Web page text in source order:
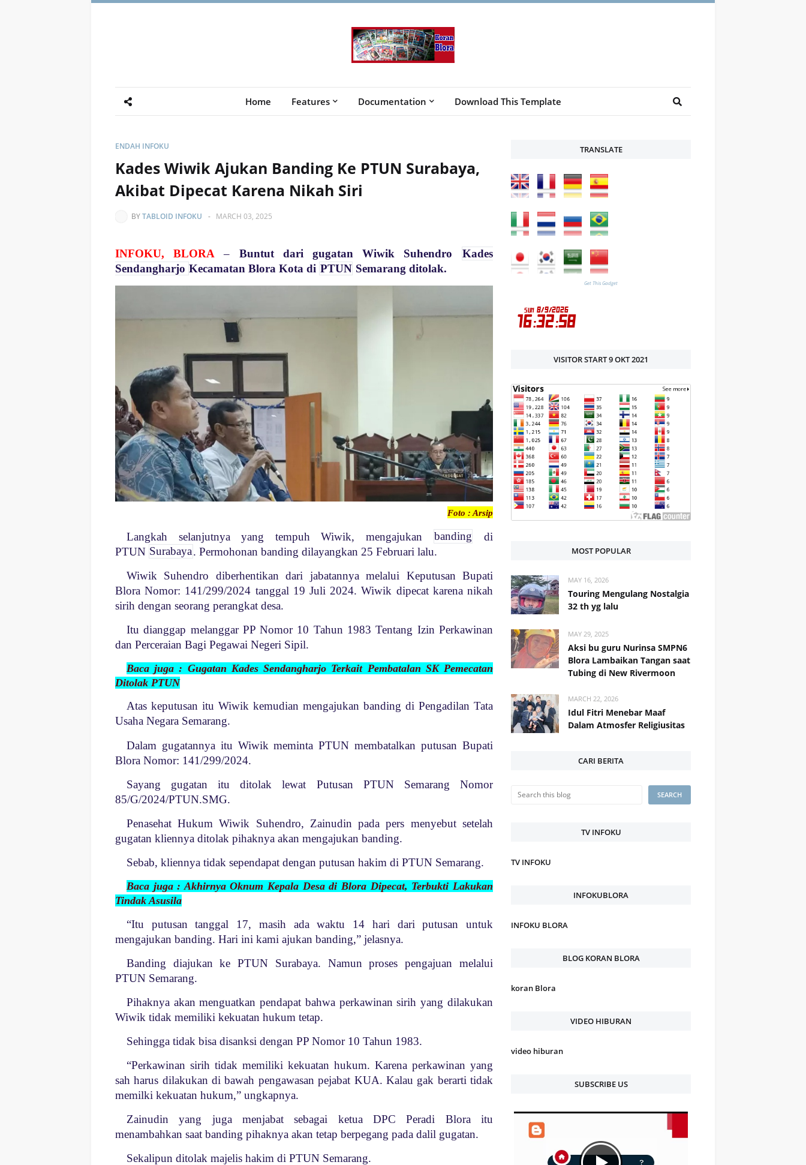
Home Features Documentation Download This Template
ENDAH INFOKU
Kades Wiwik Ajukan Banding Ke PTUN Surabaya,
Akibat Dipecat Karena Nikah Siri
BYTABLOID INFOKU - MARCH 03, 2025
INFOKU, BLORA – Buntut dari gugatan Wiwik Suhendro Kades
Sendangharjo Kecamatan Blora Kota di PTUN Semarang ditolak.
Foto : Arsip
Langkah selanjutnya yang tempuh Wiwik, mengajukan banding
di
PTUN Surabaya. Permohonan banding dilayangkan 25 Februari lalu.
Wiwik Suhendro diberhentikan dari jabatannya melalui Keputusan Bupati
Blora Nomor: 141/299/2024 tanggal 19 Juli 2024. Wiwik dipecat karena nikah
sirih dengan seorang perangkat desa.
Itu dianggap melanggar PP Nomor 10 Tahun 1983 Tentang Izin Perkawinan
dan Perceraian Bagi Pegawai Negeri Sipil.
Baca juga : Gugatan Kades Sendangharjo Terkait Pembatalan SK Pemecatan
Ditolak PTUN
Atas keputusan itu Wiwik kemudian mengajukan banding di Pengadilan Tata
Usaha Negara Semarang.
Dalam gugatannya itu Wiwik meminta PTUN membatalkan putusan Bupati
Blora Nomor: 141/299/2024.
Sayang gugatan itu ditolak lewat Putusan PTUN Semarang Nomor
85/G/2024/PTUN.SMG.
Penasehat Hukum Wiwik Suhendro, Zainudin pada pers menyebut setelah
gugatan kliennya ditolak pihaknya akan mengajukan banding.
Sebab, kliennya tidak sependapat dengan putusan hakim di PTUN Semarang.
Baca juga : Akhirnya Oknum Kepala Desa di Blora Dipecat, Terbukti Lakukan
Tindak Asusila
“Itu putusan tanggal 17, masih ada waktu 14 hari dari putusan untuk
mengajukan banding. Hari ini kami ajukan banding,” jelasnya.
Banding diajukan ke PTUN Surabaya. Namun proses pengajuan melalui
PTUN Semarang.
Pihaknya akan menguatkan pendapat bahwa perkawinan sirih yang dilakukan
Wiwik tidak memiliki kekuatan hukum tetap.
Sehingga tidak bisa disanksi dengan PP Nomor 10 Tahun 1983.
“Perkawinan sirih tidak memiliki kekuatan hukum. Karena perkawinan yang
sah harus dilakukan di bawah pengawasan pejabat KUA. Kalau gak berarti tidak
memilki kekuatan hukum,” ungkapnya.
Zainudin yang juga menjabat sebagai ketua DPC Peradi Blora itu
menambahkan saat banding pihaknya akan tetap berpegang pada dalil gugatan.
Sekalipun ditolak majelis hakim di PTUN Semarang.
TRANSLATE
Get This Gadget
VISITOR START 9 OKT 2021
MOST POPULAR
MAY 16, 2026
Touring Mengulang Nostalgia
32 th yg lalu
MAY 29, 2025
Aksi bu guru Nurinsa SMPN6
Blora Lambaikan Tangan saat
Tubing di New Rivermoon
MARCH 22, 2026
Idul Fitri Menebar Maaf
Dalam Atmosfer Religiusitas
CARI BERITA
TV INFOKU
TV INFOKU
INFOKUBLORA
INFOKU BLORA
BLOG KORAN BLORA
koran Blora
VIDEO HIBURAN
video hiburan
SUBSCRIBE US